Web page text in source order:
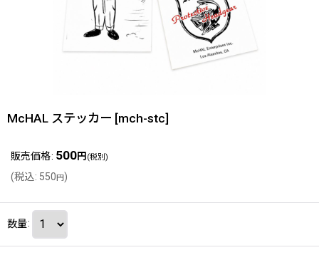
McHAL ステッカー [mch-stc]
販売価格: 500円 (税別)
(税込: 550円)
数量: